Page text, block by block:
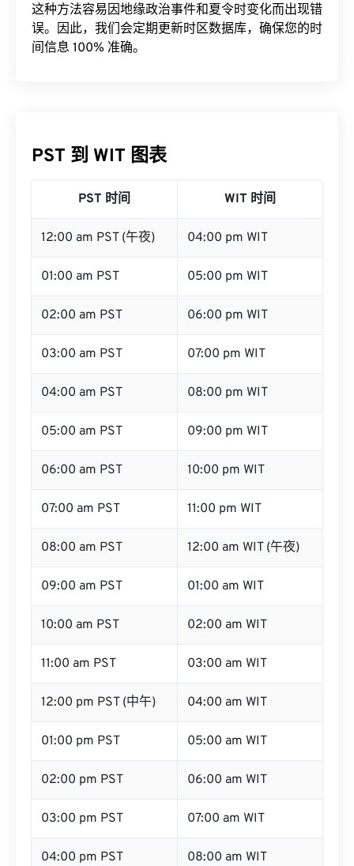
这种方法容易因地缘政治事件和夏令时变化而出现错
误。因此，我们会定期更新时区数据库，确保您的时
间信息 100% 准确。
PST 到 WIT 图表
PST 时间 WIT 时间
12:00 am PST (午夜) 04:00 pm WIT
01:00 am PST 05:00 pm WIT
02:00 am PST 06:00 pm WIT
03:00 am PST 07:00 pm WIT
04:00 am PST 08:00 pm WIT
05:00 am PST 09:00 pm WIT
06:00 am PST 10:00 pm WIT
07:00 am PST 11:00 pm WIT
08:00 am PST 12:00 am WIT (午夜)
09:00 am PST 01:00 am WIT
10:00 am PST 02:00 am WIT
11:00 am PST 03:00 am WIT
12:00 pm PST (中午) 04:00 am WIT
01:00 pm PST 05:00 am WIT
02:00 pm PST 06:00 am WIT
03:00 pm PST 07:00 am WIT
04:00 pm PST 08:00 am WIT